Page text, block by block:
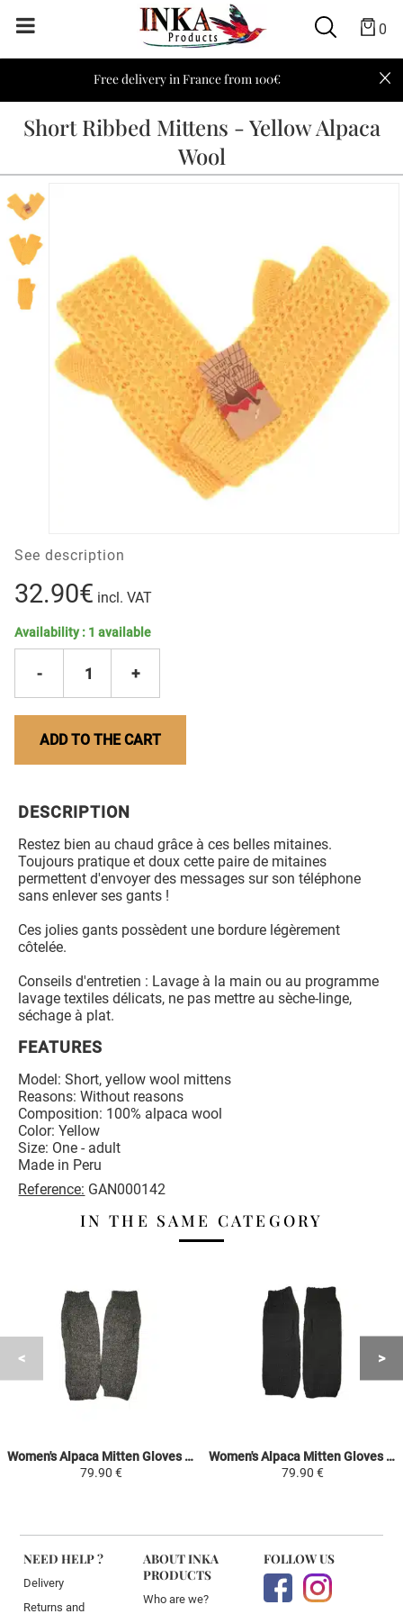
0
Free delivery in France from 100€
Short Ribbed Mittens - Yellow Alpaca
Wool
See description
32.90€ incl. VAT
Availability : 1 available
- 1 +
ADD TO THE CART
DESCRIPTION
Restez bien au chaud grâce à ces belles mitaines.
Toujours pratique et doux cette paire de mitaines
permettent d'envoyer des messages sur son téléphone
sans enlever ses gants !
Ces jolies gants possèdent une bordure légèrement
côtelée.
Conseils d'entretien : Lavage à la main ou au programme
lavage textiles délicats, ne pas mettre au sèche-linge,
séchage à plat.
FEATURES
Model: Short, yellow wool mittens
Reasons: Without reasons
Composition: 100% alpaca wool
Color: Yellow
Size: One - adult
Made in Peru
Reference: GAN000142
IN THE SAME CATEGORY
Women's Alpaca Mitten Gloves - Dark Gray - Handwoven in Peru
79.90 €
Women's Alpaca Mitten Gloves - Black - Handwoven in Peru
79.90 €
NEED HELP ?
Delivery
Returns and
ABOUT INKA
PRODUCTS
Who are we?
FOLLOW US